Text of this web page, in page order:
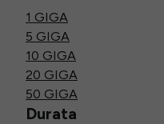
1 GIGA
5 GIGA
10 GIGA
20 GIGA
50 GIGA
Durata